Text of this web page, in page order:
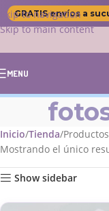
Skip to navigation
Skip to main content
GRATIS envíos a
MENU
Inicio Tienda
Mostrando el único
Show sidebar